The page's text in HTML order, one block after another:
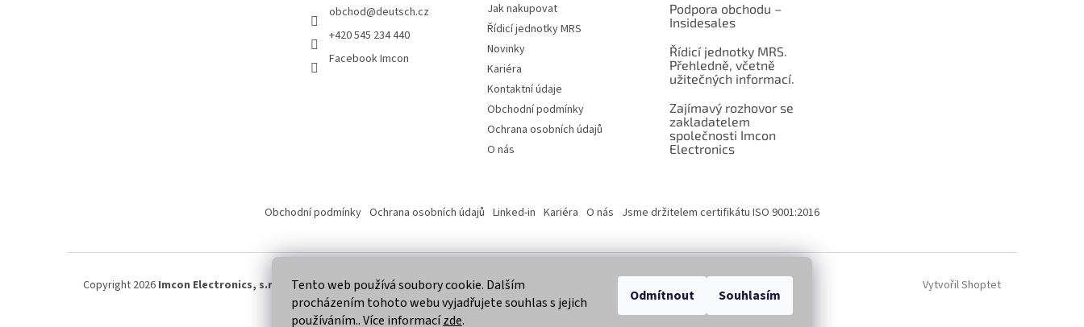
Tento web používá soubory cookie. Dalším
procházením tohoto webu vyjadřujete souhlas s jejich
používáním.. Více informacízde.
Odmítnout Souhlasím
obchod@deutsch.cz
+420 545 234 440
Facebook Imcon
Jak nakupovat
Řídicí jednotky MRS
Novinky
Kariéra
Kontaktní údaje
Obchodní podmínky
Ochrana osobních údajů
O nás
Podpora obchodu –
Insidesales
Řídicí jednotky MRS.
Přehledně, včetně
užitečných informací.
Zajímavý rozhovor se
zakladatelem
společnosti Imcon
Electronics
Obchodní podmínky Ochrana osobních údajů Linked-in Kariéra O nás Jsme držitelem certifikátu ISO 9001:2016
Vytvořil Shoptet
Copyright 2026 Imcon Electronics, s.r.o. . Všechna práva vyhrazena.